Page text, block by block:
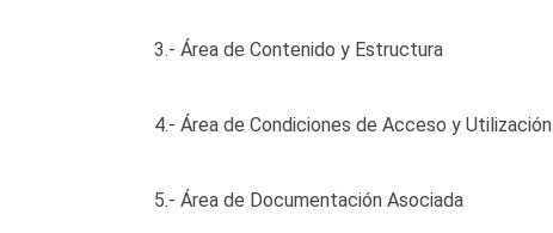
3.- Área de Contenido y Estructura
4.- Área de Condiciones de Acceso y Utilización
5.- Área de Documentación Asociada